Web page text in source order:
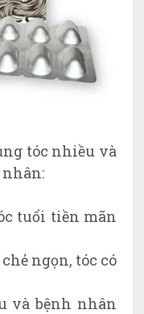
tóc nhiều và
nhân:
tuổi tiền mãn
ngọn, tóc có
và bệnh nhân